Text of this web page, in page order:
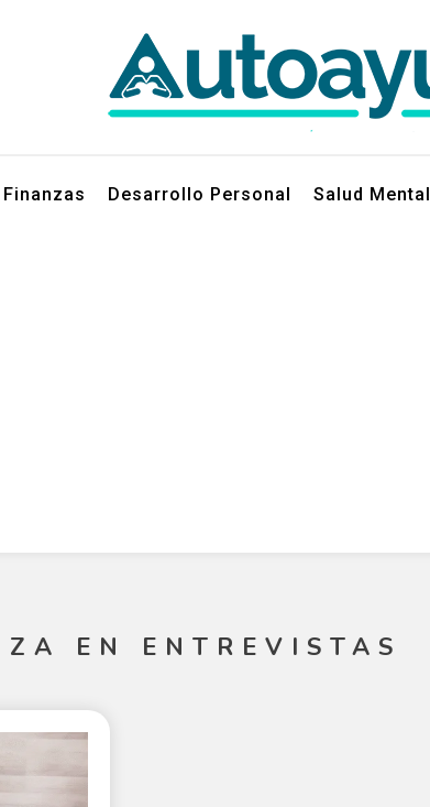
Finanzas Desarrollo Personal Salud Mental
EN ENTREVISTAS